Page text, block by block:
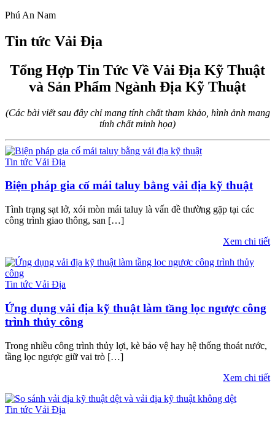
Phú An Nam
Tin tức Vải Địa
Tổng Hợp Tin Tức Về Vải Địa Kỹ Thuật
và Sản Phẩm Ngành Địa Kỹ Thuật
(Các bài viết sau đây chỉ mang tính chất tham khảo, hình ảnh mang
tính chất minh họa)
Tin tức Vải Địa
Biện pháp gia cố mái taluy bằng vải địa kỹ thuật
Tình trạng sạt lở, xói mòn mái taluy là vấn đề thường gặp tại các
công trình giao thông, san […]
Xem chi tiết
Tin tức Vải Địa
Ứng dụng vải địa kỹ thuật làm tầng lọc ngược công
trình thủy công
Trong nhiều công trình thủy lợi, kè bảo vệ hay hệ thống thoát nước,
tầng lọc ngược giữ vai trò […]
Xem chi tiết
Tin tức Vải Địa